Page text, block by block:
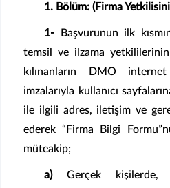
1. Bölüm: (Firma
1-
Başvurunun ilk
temsil ve ilzama
kılınanların DMO
imzalarıyla kullanıcı
ile ilgili adres, iletişim ve
ederek “Firma Bilgi
müteakip;
a)Gerçek